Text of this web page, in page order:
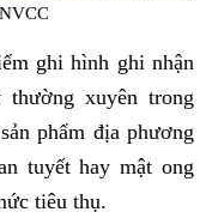
ghi hình ghi nhận
thường xuyên trong
phẩm địa phương
tuyết hay mật ong
tiêu thụ.